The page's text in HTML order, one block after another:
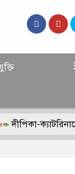
ক্যাটরিনাকে